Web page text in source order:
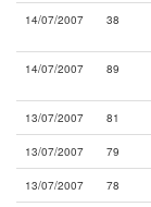
14/07/2007 38
14/07/2007 89
13/07/2007 81
13/07/2007 79
13/07/2007 78